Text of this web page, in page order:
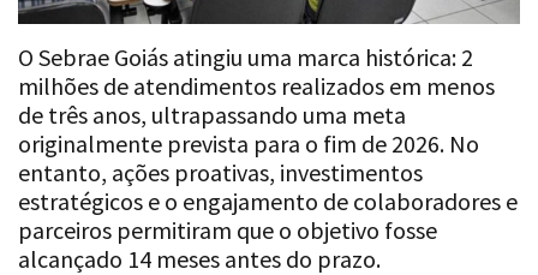
O Sebrae Goiás atingiu uma marca histórica: 2
milhões de atendimentos realizados em menos
de três anos, ultrapassando uma meta
originalmente prevista para o fim de 2026. No
entanto, ações proativas, investimentos
estratégicos e o engajamento de colaboradores e
parceiros permitiram que o objetivo fosse
alcançado 14 meses antes do prazo.